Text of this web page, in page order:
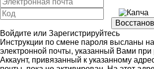
Войдите или Зарегистрируйтесь
Инструкции по смене пароля высланы
электронной почты, указанный Вами при
Аккаунт, привязанный к указанному